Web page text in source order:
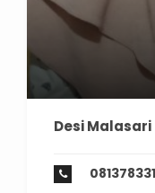
Desi Malasari